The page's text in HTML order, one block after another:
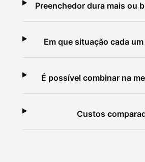
Preenchedor dura mais ou
Em que situação cada
É possível combinar na
Custos